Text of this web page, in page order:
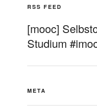
RSS FEED
[mooc]
Studium
META